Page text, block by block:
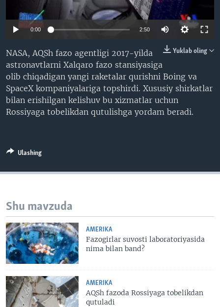
XABARLAR SURATLARDA
ODNOKLASSNIKI
TELEGRAM
SOUNDCLOUD
VOA
0:00 2:50
Yuklab oling
NASA, AQSh fazo agentligi 2017-yilda
astronavtlarni Xalqaro fazo stansiyasiga
olib chiqadigan yangi raketalar qurishni Boing va
SpaceX kompaniyalariga topshirdi. Xususiy shirkatlar
bilan erishilgan kelishuv bu xizmatlar uchun
Rossiyaga tobelikdan qutulishga yordam beradi.
Ulashing
Shu mavzuda
AMERIKA
Fazogirlar suvosti laboratoriyasida
nima bilan band?
AMERIKA
AQSh fazoda Rossiyaga tobelikdan
qutuladi